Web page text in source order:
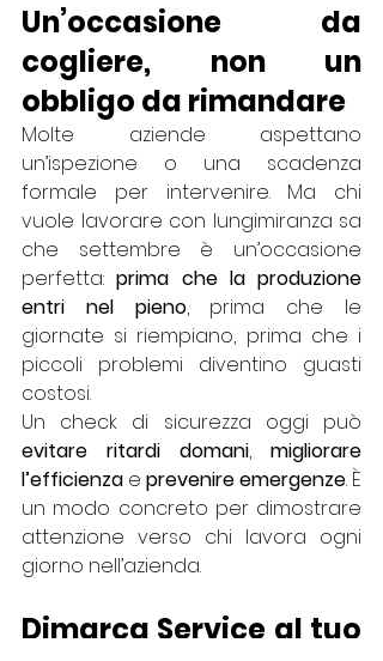
Un’occasione da
cogliere, non un
obbligo da rimandare
Molte aziende aspettano
un’ispezione o una scadenza
formale per intervenire. Ma chi
vuole lavorare con lungimiranza sa
che settembre è un’occasione
perfetta: prima che la produzione
entri nel pieno, prima che le
giornate si riempiano, prima che i
piccoli problemi diventino guasti
costosi.
evitare ritardi domani, migliorare
l’efficienza e prevenire emergenze. È
un modo concreto per dimostrare
attenzione verso chi lavora ogni
giorno nell’azienda.
Dimarca Service al tuo